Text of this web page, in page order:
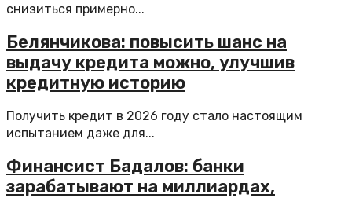
снизиться примерно...
Белянчикова: повысить шанс на
выдачу кредита можно, улучшив
кредитную историю
Получить кредит в 2026 году стало настоящим
испытанием даже для...
Финансист Бадалов: банки
зарабатывают на миллиардах,